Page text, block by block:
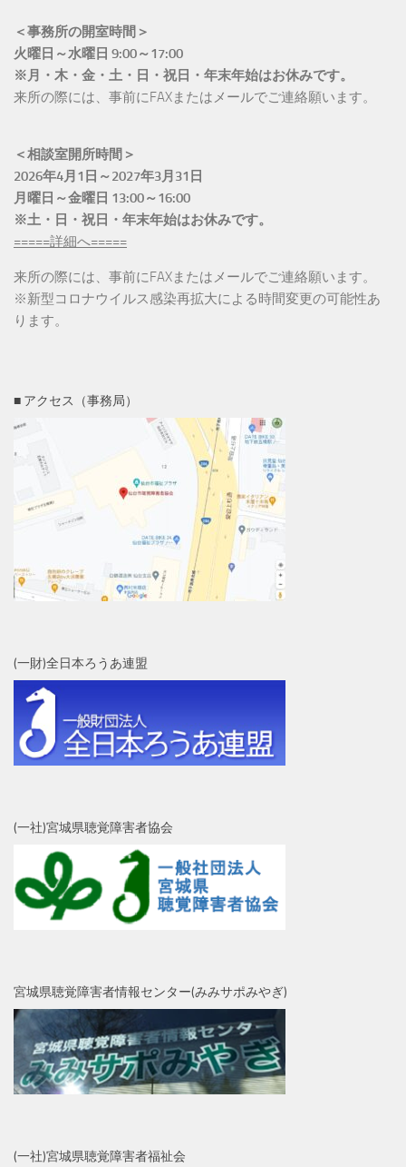
＜事務所の開室時間＞
火曜日～水曜日 9:00～17:00
※月・木・金・土・日・祝日・年末年始はお休みです。
来所の際には、事前にFAXまたはメールでご連絡願います。
＜相談室開所時間＞
2026年4月1日～2027年3月31日
月曜日～金曜日 13:00～16:00
※土・日・祝日・年末年始はお休みです。
=====詳細へ=====
来所の際には、事前にFAXまたはメールでご連絡願います。
※新型コロナウイルス感染再拡大による時間変更の可能性あ
ります。
■ アクセス（事務局）
(一財)全日本ろうあ連盟
(一社)宮城県聴覚障害者協会
宮城県聴覚障害者情報センター(みみサポみやぎ)
(一社)宮城県聴覚障害者福祉会